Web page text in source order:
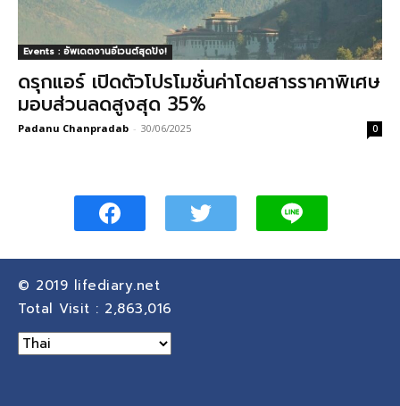
Events : อัพเดตงานอีเวนต์สุดปัง!
ดรุกแอร์ เปิดตัวโปรโมชั่นค่าโดยสารราคาพิเศษ
มอบส่วนลดสูงสุด 35%
Padanu Chanpradab - 30/06/2025 0
© 2019 lifediary.net
Total Visit : 2,863,016